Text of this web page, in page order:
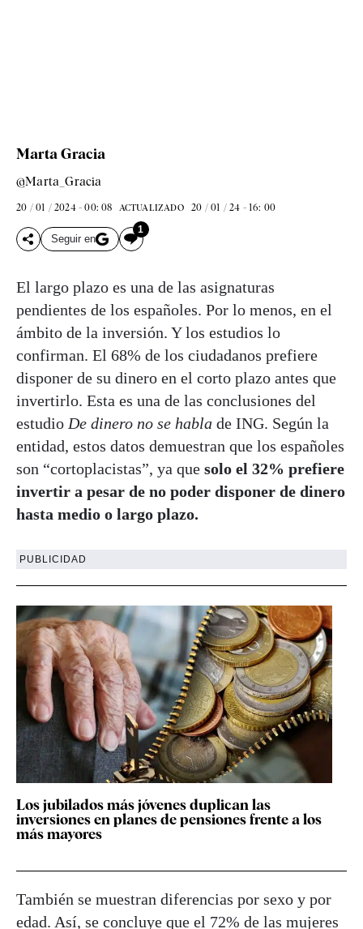
Marta Gracia
@Marta_Gracia
20 / 01 / 2024 - 00: 08 ACTUALIZADO 20 / 01 / 24 - 16: 00
Seguir en
1
El largo plazo es una de las asignaturas
pendientes de los españoles. Por lo menos, en el
ámbito de la inversión. Y los estudios lo
confirman. El 68% de los ciudadanos prefiere
disponer de su dinero en el corto plazo antes que
invertirlo. Esta es una de las conclusiones del
estudio De dinero no se habla de ING. Según la
entidad, estos datos demuestran que los españoles
son “cortoplacistas”, ya que solo el 32% prefiere
invertir a pesar de no poder disponer de dinero
hasta medio o largo plazo.
PUBLICIDAD
Los jubilados más jóvenes duplican las
inversiones en planes de pensiones frente a los
más mayores
También se muestran diferencias por sexo y por
edad. Así, se concluye que el 72% de las mujeres